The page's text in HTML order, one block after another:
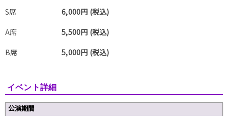
S席
6,000円 (税込)
A席
5,500円 (税込)
B席
5,000円 (税込)
イベント詳細
公演期間